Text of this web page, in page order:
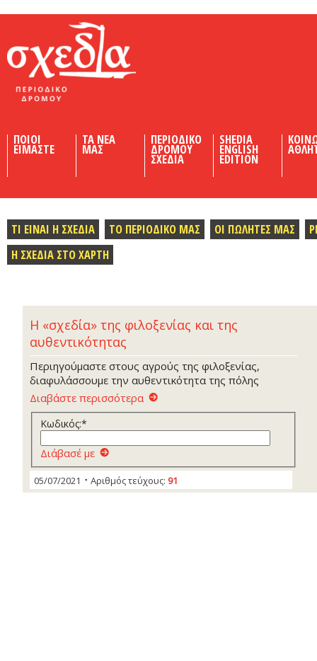
ΠΟΙΟΙ
ΕΙΜΑΣΤΕ
ΤΑ ΝΕΑ
ΜΑΣ
ΠΕΡΙΟΔΙΚΟ
ΔΡΟΜΟΥ
ΣΧΕΔΙΑ
SHEDIA
ENGLISH
EDITION
ΤΙ ΕΙΝΑΙ Η ΣΧΕΔΙΑ ΤΟ ΠΕΡΙΟΔΙΚΟ ΜΑΣ ΟΙ ΠΩΛΗΤΕΣ ΜΑΣ
Η ΣΧΕΔΙΑ ΣΤΟ ΧΑΡΤΗ
Η «σχεδία» της φιλοξενίας και της
αυθεντικότητας
Περιηγούμαστε στους αγρούς της φιλοξενίας,
διαφυλάσσουμε την αυθεντικότητα της πόλης
Διαβάστε περισσότερα
Κωδικός:*
Διάβασέ με
05/07/2021 Αριθμός τεύχους: 91